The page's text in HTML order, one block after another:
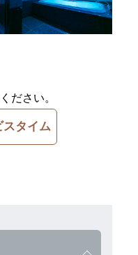
ださい。
スタイム